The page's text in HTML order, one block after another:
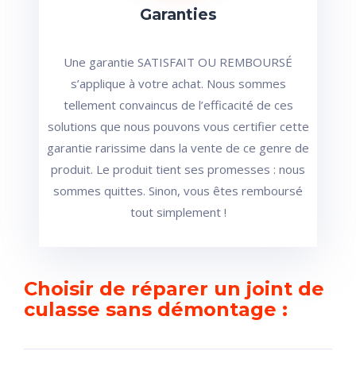
Garanties
Une garantie SATISFAIT OU REMBOURSÉ
s’applique à votre achat. Nous sommes
tellement convaincus de l’efficacité de ces
solutions que nous pouvons vous certifier cette
garantie rarissime dans la vente de ce genre de
produit. Le produit tient ses promesses : nous
sommes quittes. Sinon, vous êtes remboursé
tout simplement !
Choisir de réparer un joint de
culasse sans démontage :